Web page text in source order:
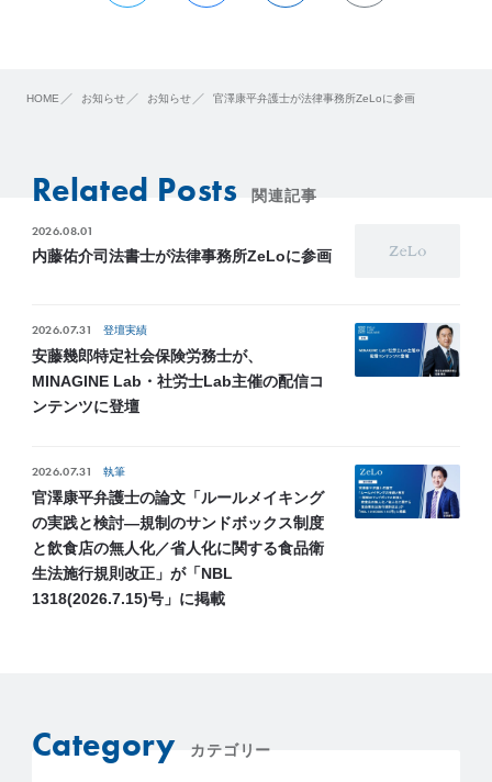
HOME お知らせ お知らせ 官澤康平弁護士が法律事務所ZeLoに参画
Related Posts 関連記事
2026.08.01
内藤佑介司法書士が法律事務所ZeLoに参画
2026.07.31 登壇実績
安藤幾郎特定社会保険労務士が、
MINAGINE Lab・社労士Lab主催の配信コ
ンテンツに登壇
2026.07.31 執筆
官澤康平弁護士の論文「ルールメイキング
の実践と検討―規制のサンドボックス制度
と飲食店の無人化／省人化に関する食品衛
生法施行規則改正」が「NBL
1318(2026.7.15)号」に掲載
Category カテゴリー